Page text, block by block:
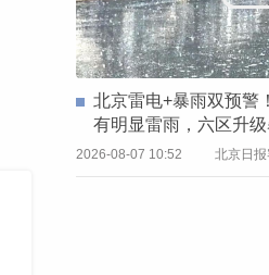
北京雷电+暴雨双预警
有明显雷雨，六区升
2026-08-07 10:52 北京日